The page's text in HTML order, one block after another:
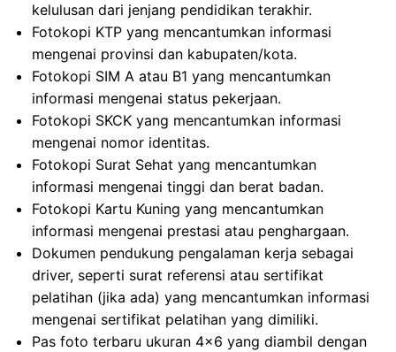
kelulusan dari jenjang pendidikan terakhir.
Fotokopi KTP yang mencantumkan informasi
mengenai provinsi dan kabupaten/kota.
Fotokopi SIM A atau B1 yang mencantumkan
informasi mengenai status pekerjaan.
Fotokopi SKCK yang mencantumkan informasi
mengenai nomor identitas.
Fotokopi Surat Sehat yang mencantumkan
informasi mengenai tinggi dan berat badan.
Fotokopi Kartu Kuning yang mencantumkan
informasi mengenai prestasi atau penghargaan.
Dokumen pendukung pengalaman kerja sebagai
driver, seperti surat referensi atau sertifikat
pelatihan (jika ada) yang mencantumkan informasi
mengenai sertifikat pelatihan yang dimiliki.
Pas foto terbaru ukuran 4×6 yang diambil dengan